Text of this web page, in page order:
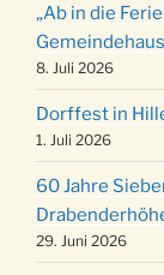
24.12.
15:00
24.12.
18:00
24.12.
um
31.12.
18:00
„Ab in die
8. Juli 2026
Dorffest in
1. Juli 2026
60 Jahre
29. Juni 2026